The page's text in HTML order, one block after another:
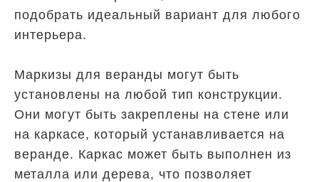
подобрать идеальный вариант для любого
интерьера.
Маркизы для веранды могут быть
установлены на любой тип конструкции.
Они могут быть закреплены на стене или
на каркасе, который устанавливается на
веранде. Каркас может быть выполнен из
металла или дерева, что позволяет